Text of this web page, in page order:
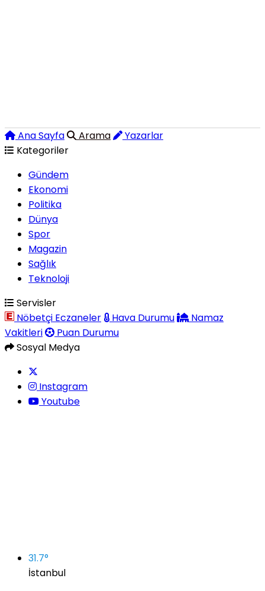
Ana Sayfa Arama
Yazarlar
Kategoriler
Gündem
Ekonomi
Politika
Dünya
Spor
Magazin
Sağlık
Teknoloji
Servisler
Nöbetçi Eczaneler
Hava Durumu
Namaz
Vakitleri
Puan Durumu
Sosyal Medya
Instagram
Youtube
31.7°
İstanbul